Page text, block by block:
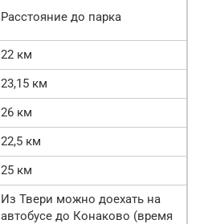
Расстояние до парка
22 км
23,15 км
26 км
22,5 км
25 км
Из Твери можно доехать на
автобусе до Конаково (время